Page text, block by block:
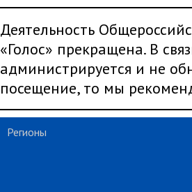
Деятельность
«Голос» прекращена. В
администрируется и не
посещение, то мы
Регионы